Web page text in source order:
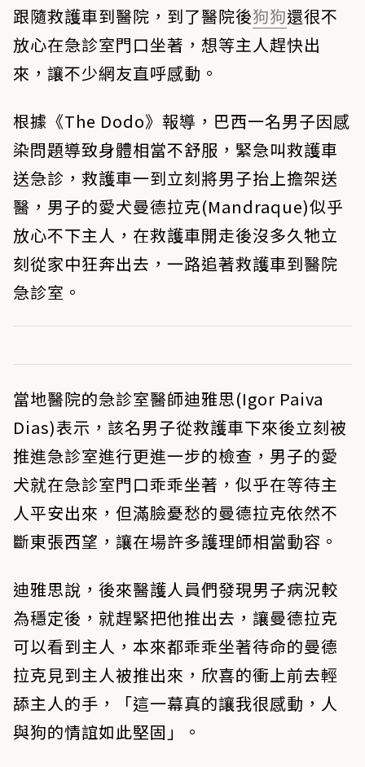
跟隨救護車到醫院，到了醫院後狗狗還很不
放心在急診室門口坐著，想等主人趕快出
來，讓不少網友直呼感動。
根據《The Dodo》報導，巴西一名男子因感
染問題導致身體相當不舒服，緊急叫救護車
送急診，救護車一到立刻將男子抬上擔架送
醫，男子的愛犬曼德拉克(Mandraque)似乎
放心不下主人，在救護車開走後沒多久牠立
刻從家中狂奔出去，一路追著救護車到醫院
急診室。
當地醫院的急診室醫師迪雅思(Igor Paiva
Dias)表示，該名男子從救護車下來後立刻被
推進急診室進行更進一步的檢查，男子的愛
犬就在急診室門口乖乖坐著，似乎在等待主
人平安出來，但滿臉憂愁的曼德拉克依然不
斷東張西望，讓在場許多護理師相當動容。
迪雅思說，後來醫護人員們發現男子病況較
為穩定後，就趕緊把他推出去，讓曼德拉克
可以看到主人，本來都乖乖坐著待命的曼德
拉克見到主人被推出來，欣喜的衝上前去輕
舔主人的手，「這一幕真的讓我很感動，人
與狗的情誼如此堅固」。